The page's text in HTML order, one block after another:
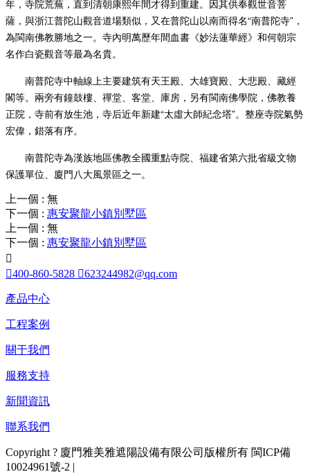
年，寺院荒蕪，直到清朝康熙年間才得到重建。因其供奉觀世音菩
薩 ，與浙江普陀山觀音道場類似，又在普陀山以南而得名“南普陀寺”，
為閩南佛教勝地之一。寺內明萬歷年間血書《妙法蓮華經》和何朝宗
名作白瓷觀音等最為名貴。
南普陀寺中軸線上主要建筑有天王殿、大雄寶殿、大悲殿、藏經
閣等。兩旁有鐘鼓樓、禪堂、客堂、庫房，另有閩南佛學院 ，佛教養
正院，寺前有放生池，寺后近年新建“太虛大師紀念塔”。整座寺院氣勢
宏偉，錯落有序。
南普陀寺為漢族地區佛教全國重點寺院 、福建省第六批省級文物
保護單位、廈門八大風景區之一。
上一個 : 無
下一個 : 惠安聚龍小鎮別墅區
上一個 : 無
下一個 : 惠安聚龍小鎮別墅區

400-860-5828 623244982@qq.com
產品中心
工程案例
關于我們
服務支持
新聞資訊
聯系我們
Copyright ? 廈門雅美雅遮陽設備有限公司版權所有 閩ICP備
10024961號-2 |